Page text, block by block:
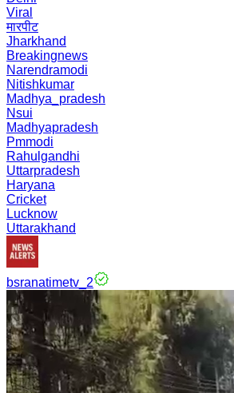
Viral
मारपीट
Jharkhand
Breakingnews
Narendramodi
Nitishkumar
Madhya_pradesh
Nsui
Madhyapradesh
Pmmodi
Rahulgandhi
Uttarpradesh
Haryana
Cricket
Lucknow
Uttarakhand
bsranatimetv_2